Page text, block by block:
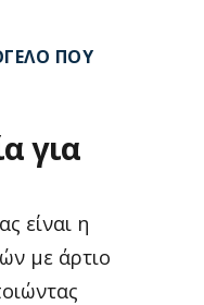
ΠΟΥ
για
είναι η
με άρτιο